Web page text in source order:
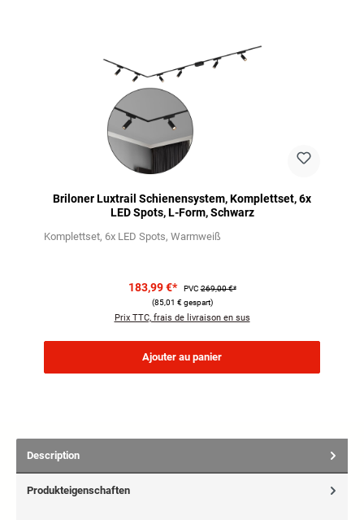
Briloner Luxtrail Schienensystem, Komplettset, 6x
LED Spots, L-Form, Schwarz
Komplettset 6x LED Spots Warmweiß
183,99 €* PVC269,00 €*
(85,01 € gespart)
Prix TTC, frais de livraison en sus
Ajouter au panier
Description
Produkteigenschaften